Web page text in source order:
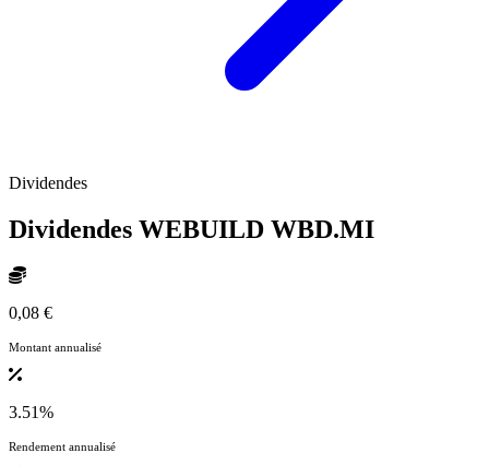
Dividendes
Dividendes WEBUILD WBD.MI
0,08 €
Montant annualisé
3.51%
Rendement annualisé